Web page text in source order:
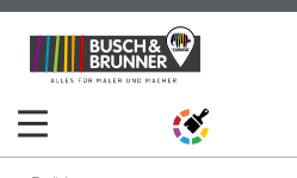
Zum
Inhalt
Zum
Navigationsmenü